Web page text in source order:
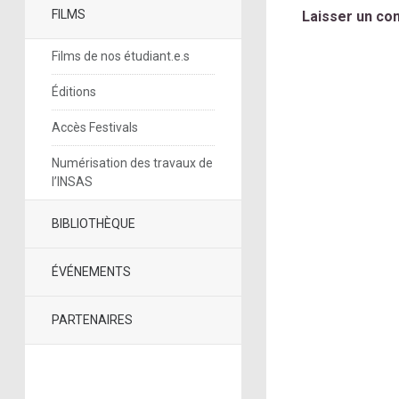
FILMS
Films de nos étudiant.e.s
Éditions
Accès Festivals
Numérisation des travaux de
l’INSAS
BIBLIOTHÈQUE
ÉVÉNEMENTS
PARTENAIRES
Laisser un